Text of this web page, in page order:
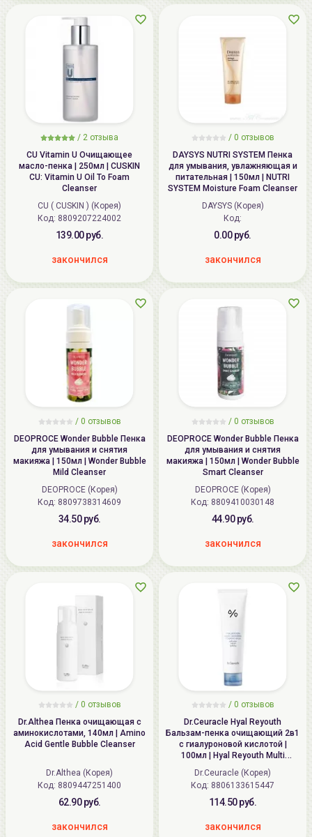
/ 2 отзыва
CU Vitamin U Очищающее
масло-пенка | 250мл | CUSKIN
CU: Vitamin U Oil To Foam
Cleanser
CU ( CUSKIN ) (Корея)
Код: 8809207224002
139.00 руб.
закончился
/ 0 отзывов
DAYSYS NUTRI SYSTEM Пенка
для умывания, увлажняющая и
питательная | 150мл | NUTRI
SYSTEM Moisture Foam Cleanser
DAYSYS (Корея)
Код:
0.00 руб.
закончился
/ 0 отзывов
DEOPROCE Wonder Bubble Пенка
для умывания и снятия
макияжа | 150мл | Wonder Bubble
Mild Cleanser
DEOPROCE (Корея)
Код: 8809738314609
34.50 руб.
закончился
/ 0 отзывов
DEOPROCE Wonder Bubble Пенка
для умывания и снятия
макияжа | 150мл | Wonder Bubble
Smart Cleanser
DEOPROCE (Корея)
Код: 8809410030148
44.90 руб.
закончился
/ 0 отзывов
Dr.Althea Пенка очищающая с
аминокислотами, 140мл | Amino
Acid Gentle Bubble Cleanser
Dr.Althea (Корея)
Код: 8809447251400
62.90 руб.
закончился
/ 0 отзывов
Dr.Ceuracle Hyal Reyouth
Бальзам-пенка очищающий 2в1
с гиалуроновой кислотой |
100мл | Hyal Reyouth Multi
Cleansing Foaming Balm
Dr.Ceuracle (Корея)
Код: 8806133615447
114.50 руб.
закончился